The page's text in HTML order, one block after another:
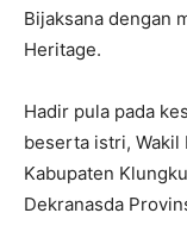
Bijaksana dengan
Heritage.
Hadir pula pada
beserta istri,
Kabupaten
Dekranasda